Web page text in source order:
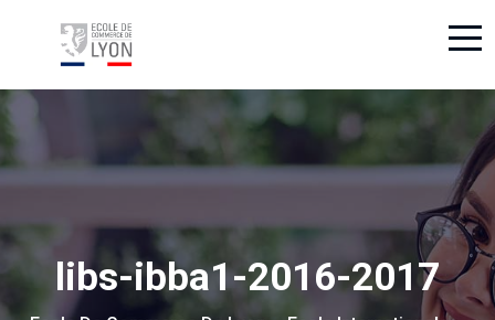
libs-ibba1-2016-2017